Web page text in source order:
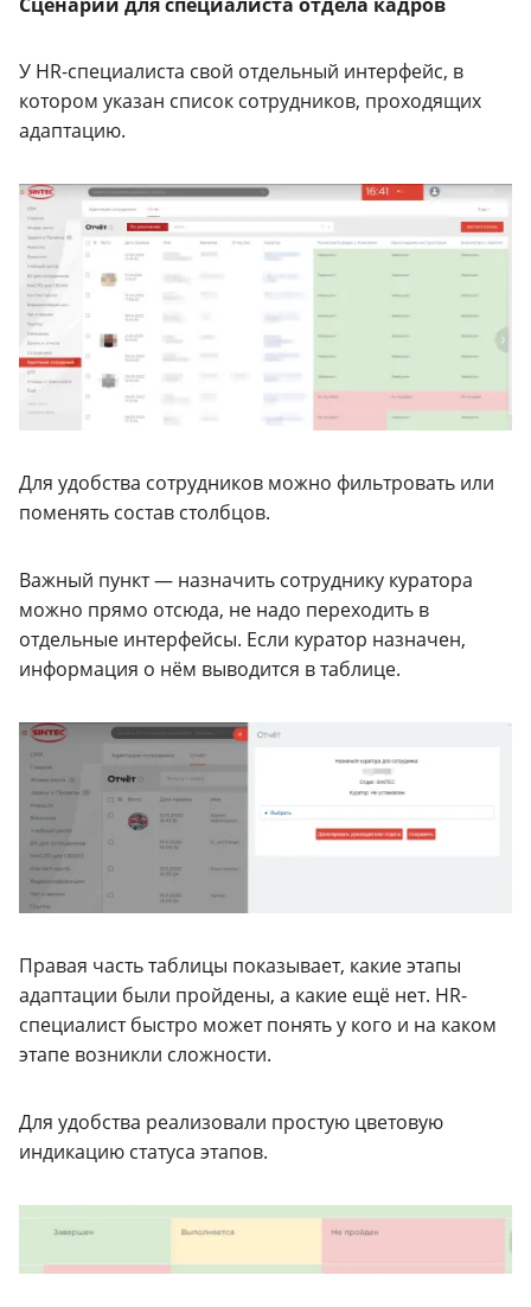
У HR-специалиста свой отдельный интерфейс, в
котором указан список сотрудников, проходящих
адаптацию.
Для удобства сотрудников можно фильтровать или
поменять состав столбцов.
Важный пункт — назначить сотруднику куратора
можно прямо отсюда, не надо переходить в
отдельные интерфейсы. Если куратор назначен,
информация о нём выводится в таблице.
Правая часть таблицы показывает, какие этапы
адаптации были пройдены, а какие ещё нет. HR-
специалист быстро может понять у кого и на каком
этапе возникли сложности.
Для удобства реализовали простую цветовую
индикацию статуса этапов.